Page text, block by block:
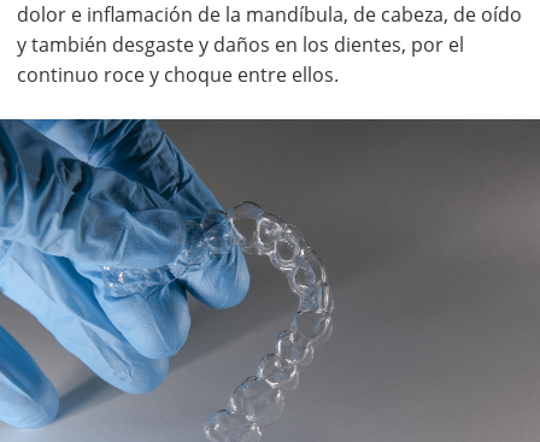
dolor e inflamación de la mandíbula, de cabeza, de oído
y también desgaste y daños en los dientes, por el
continuo roce y choque entre ellos.